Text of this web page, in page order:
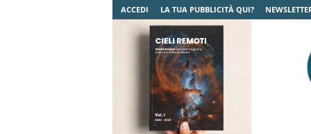
ACCEDI LA TUA PUBBLICITÀ QUI?